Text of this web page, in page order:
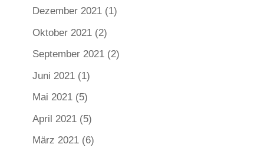
Dezember 2021(1)
Oktober 2021(2)
September 2021(2)
Juni 2021(1)
Mai 2021(5)
April 2021(5)
März 2021(6)